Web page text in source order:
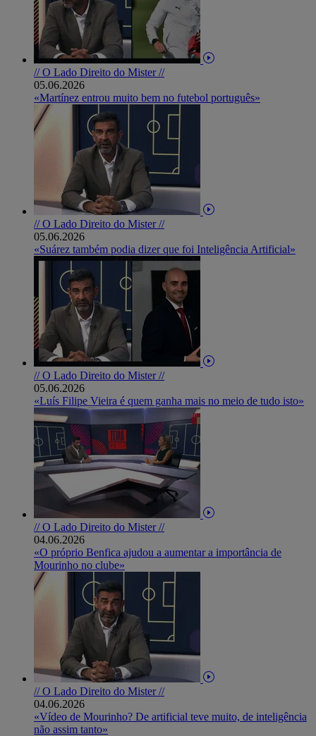
// O Lado Direito do Mister //
05.06.2026
«Martínez entrou muito bem no futebol português»
// O Lado Direito do Mister //
05.06.2026
«Suárez também podia dizer que foi Inteligência Artificial»
// O Lado Direito do Mister //
05.06.2026
«Luís Filipe Vieira é quem ganha mais no meio de tudo isto»
// O Lado Direito do Mister //
04.06.2026
«O próprio Benfica ajudou a aumentar a importância de
Mourinho no clube»
// O Lado Direito do Mister //
04.06.2026
«Vídeo de Mourinho? De artificial teve muito, de inteligência
não assim tanto»